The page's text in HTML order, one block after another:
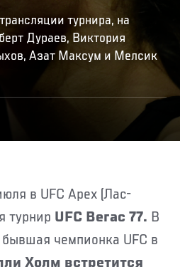
турнира, на
Дураев, Виктория
Азат Максум и Мелсик
турнир UFC Вегас 77. В
чемпионка UFC в
Холм встретится